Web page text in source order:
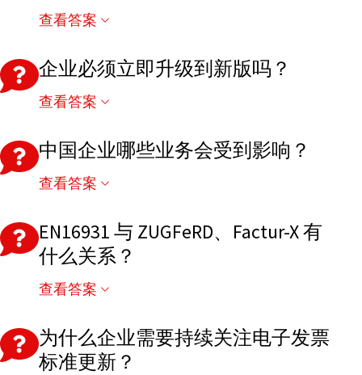
两者采用相同的 XML 数据结构和技术规范，完全
称。
查看答案
企业必须立即升级到新版吗？
建议涉及德国、法国电子发票业务的企业尽快更
够支持最新版标准并持续符合 EN16931 要求。
查看答案
中国企业哪些业务会受到影响？
如果企业向德国、法国客户开具电子发票，在当
客户开展业务，都建议及时评估系统兼容性并规
划升级。 现代集成平台通过标准化连接方式、复
用成熟资产、集中治理以及在上线前提供更全面
的准备状态、异常情况和控制点可视化能力，帮
助银行降低首笔支付风险，并缩短从审批到实际
支付执行的时间。
查看答案
EN16931 与 ZUGFeRD、Factur-X 有
什么关系？
EN16931 是欧洲电子发票统一标准；ZUGFeRD 和
新版发布的主要目的，是确保两种格式持续符合
EN16931 的最新要求。
查看答案
为什么企业需要持续关注电子发票
标准更新？